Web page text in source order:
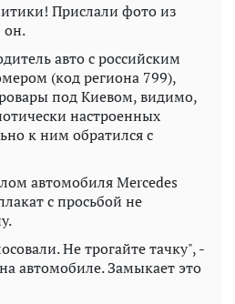
Прислали фото из
он.
авто с российским
(код региона 799),
под Киевом, видимо,
настроенных
к ним обратился с
автомобиля Mercedes
с просьбой не
Не трогайте тачку", -
автомобиле. Замыкает это